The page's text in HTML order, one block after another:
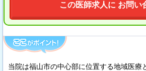
この医師求人に お問い
当院は福山市の中心部に位置する地域医療